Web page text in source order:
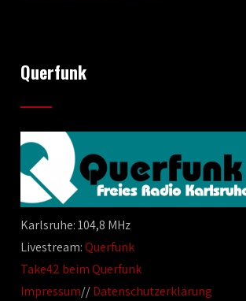
Querfunk
Karlsruhe: 104,8 MHz
Livestream:Querfunk
Take42 beim Querfunk
Impressum//Datenschutzerklärung